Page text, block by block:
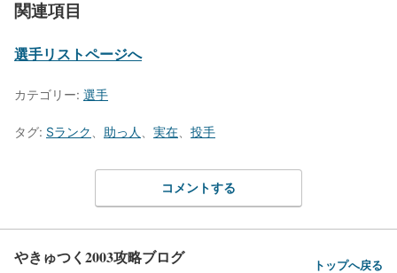
関連項目
選手リストページへ
カテゴリー: 選手
タグ: Sランク 助っ人 実在 投手
コメントする
やきゅつく2003攻略ブログ トップへ戻る